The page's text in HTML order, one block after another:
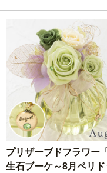
プリザーブドフラワー
生石ブーケ～8月ペリド